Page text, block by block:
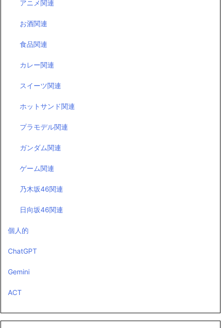
アニメ関連
お酒関連
食品関連
カレー関連
スイーツ関連
ホットサンド関連
プラモデル関連
ガンダム関連
ゲーム関連
乃木坂46関連
日向坂46関連
個人的
ChatGPT
Gemini
ACT